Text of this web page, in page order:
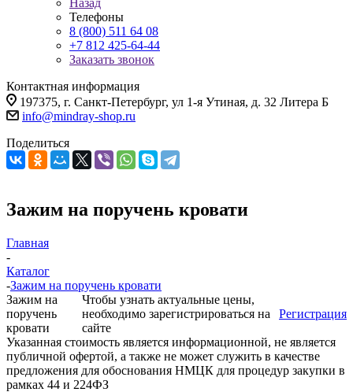
Назад
Телефоны
8 (800) 511 64 08
+7 812 425-64-44
Заказать звонок
Контактная информация
197375, г. Санкт-Петербург, ул 1-я Утиная, д. 32 Литера Б
info@mindray-shop.ru
Поделиться
Зажим на поручень кровати
Главная
-
Каталог
-Зажим на поручень кровати
Зажим на
поручень
кровати
Чтобы узнать актуальные цены,
необходимо зарегистрироваться на
сайте
Регистрация
Указанная стоимость является информационной, не является
публичной офертой, а также не может служить в качестве
предложения для обоснования НМЦК для процедур закупки в
рамках 44 и 224ФЗ